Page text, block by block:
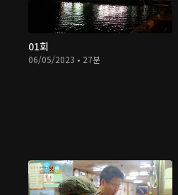
01회
06/05/2023 • 27분